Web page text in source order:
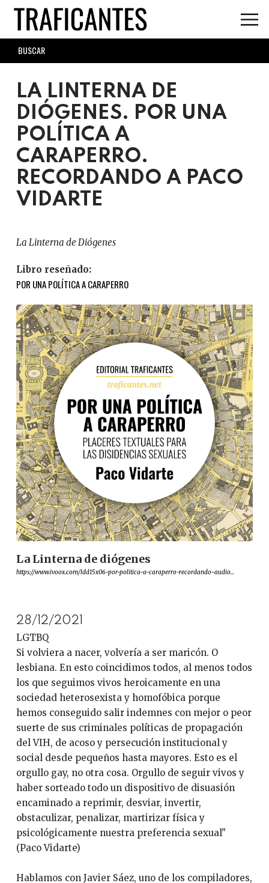
Skip
main
content
SEARCH
FORM
LA LINTERNA DE
DIÓGENES. POR UNA
POLÍTICA A
CARAPERRO.
RECORDANDO A PACO
VIDARTE
La Linterna de Diógenes
Libro reseñado:
POR UNA POLÍTICA A CARAPERRO
La Linterna de diógenes
https://www.ivoox.com/ldd15x06-por-politica-a-caraperro-recordando-audio...
28/12/2021
LGTBQ
Si volviera a nacer, volvería a ser maricón. O
lesbiana. En esto coincidimos todos, al menos todos
los que seguimos vivos heroicamente en una
sociedad heterosexista y homofóbica porque
hemos conseguido salir indemnes con mejor o peor
suerte de sus criminales políticas de propagación
del VIH, de acoso y persecución institucional y
social desde pequeños hasta mayores. Esto es el
orgullo gay, no otra cosa. Orgullo de seguir vivos y
haber sorteado todo un dispositivo de disuasión
encaminado a reprimir, desviar, invertir,
obstaculizar, penalizar, martirizar física y
psicológicamente nuestra preferencia sexual"
(Paco Vidarte)
Hablamos con Javier Sáez, uno de los compiladores,